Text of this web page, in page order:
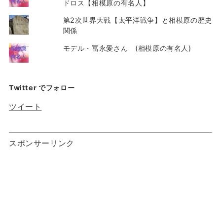
ドロス【相模原の有名人】
第2次世界大戦【太平洋戦争】と相模原の歴史
関係
モデル・冨永愛さん (相模原の有名人)
Twitter でフォロー
ツイート
スポンサーリンク